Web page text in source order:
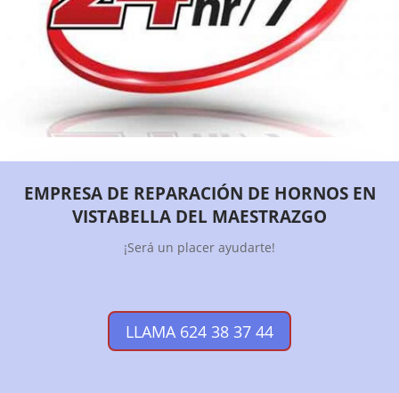
EMPRESA DE REPARACIÓN DE HORNOS EN
VISTABELLA DEL MAESTRAZGO
¡Será un placer ayudarte!
LLAMA 624 38 37 44